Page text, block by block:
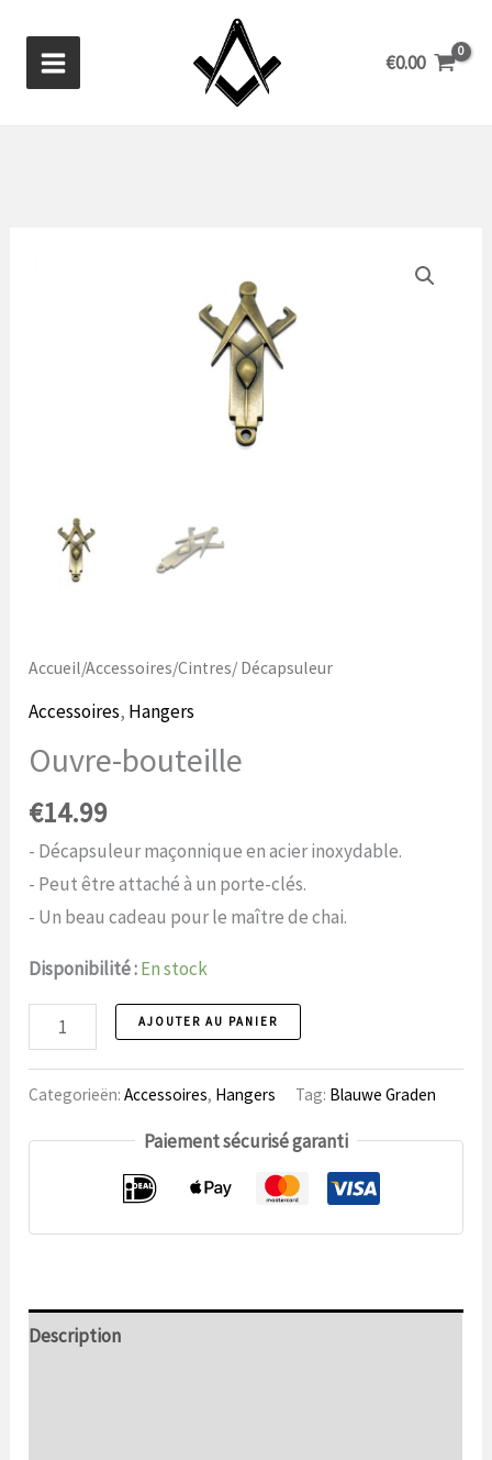
contenu
€0.00
Accueil/Accessoires/Cintres/ Décapsuleur
Accessoires, Hangers
Ouvre-bouteille
€14.99
- Décapsuleur maçonnique en acier inoxydable.
- Peut être attaché à un porte-clés.
- Un beau cadeau pour le maître de chai.
Disponibilité :En stock
Numéro
du
décapsuleur
AJOUTER AU PANIER
Categorieën:Accessoires, Hangers Tag: Blauwe Graden
Paiement sécurisé garanti
Description